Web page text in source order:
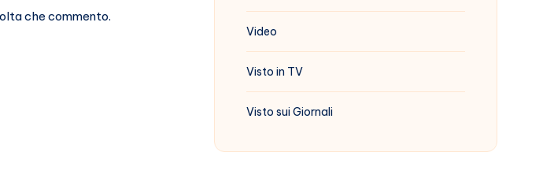
che commento.
Video
Visto in TV
Visto sui Giornali